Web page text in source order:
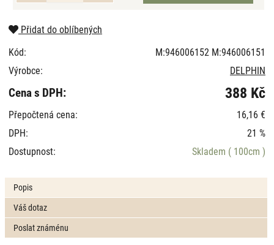
Přidat do oblíbených
Kód:
M:946006152 M:946006151
Výrobce:
DELPHIN
Cena s DPH: 388 Kč
Přepočtená cena:
16,16 €
DPH:
21 %
Dostupnost:
Skladem ( 100cm )
Popis
Váš dotaz
Poslat známénu